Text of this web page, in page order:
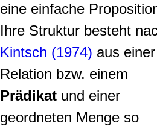
eine einfache
Ihre Struktur besteht
Kintsch (1974) aus einer
Relation bzw. einem
Prädikat und einer
geordneten Menge so